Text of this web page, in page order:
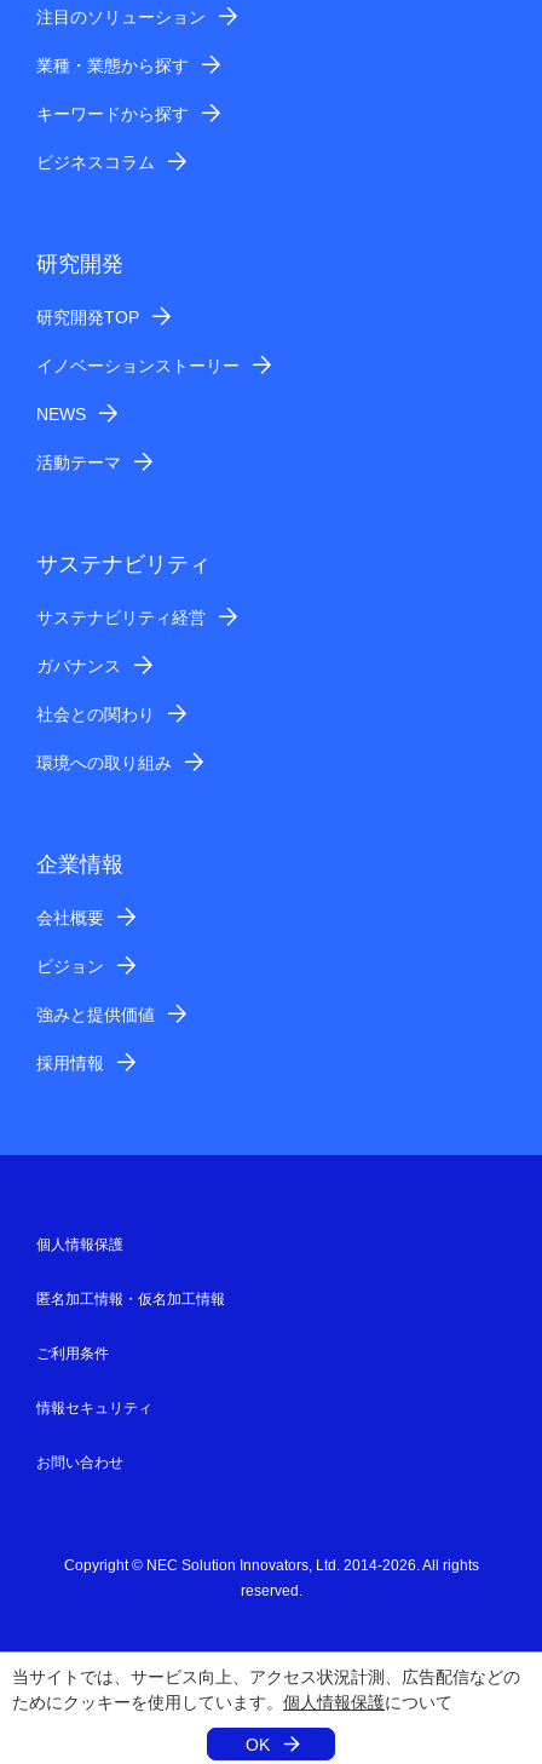
当サイトでは、サービス向上、アクセス状況計測、広告配信などの
ためにクッキーを使用しています。 個人情報保護について
OK
注目のソリューション
業種・業態から探す
キーワードから探す
ビジネスコラム
研究開発
研究開発TOP
イノベーションストーリー
NEWS
活動テーマ
サステナビリティ
サステナビリティ経営
ガバナンス
社会との関わり
環境への取り組み
企業情報
会社概要
ビジョン
強みと提供価値
採用情報
個人情報保護
匿名加工情報・仮名加工情報
ご利用条件
情報セキュリティ
お問い合わせ
Copyright © NEC Solution Innovators, Ltd. 2014-2026. All rights
reserved.